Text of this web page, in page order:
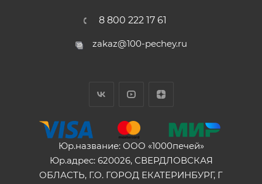
8 800 222 17 61
zakaz@100-pechey.ru
Юр.название: ООО «1000печей»
Юр.адрес: 620026, СВЕРДЛОВСКАЯ
ОБЛАСТЬ, Г.О. ГОРОД ЕКАТЕРИНБУРГ, Г